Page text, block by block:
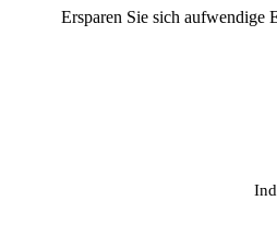
Ersparen Sie sich aufwendige